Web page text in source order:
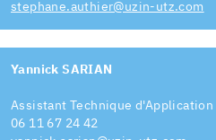
stephane.authier@uzin-utz.com
Yannick SARIAN
Assistant Technique d'Application
06 11 67 24 42